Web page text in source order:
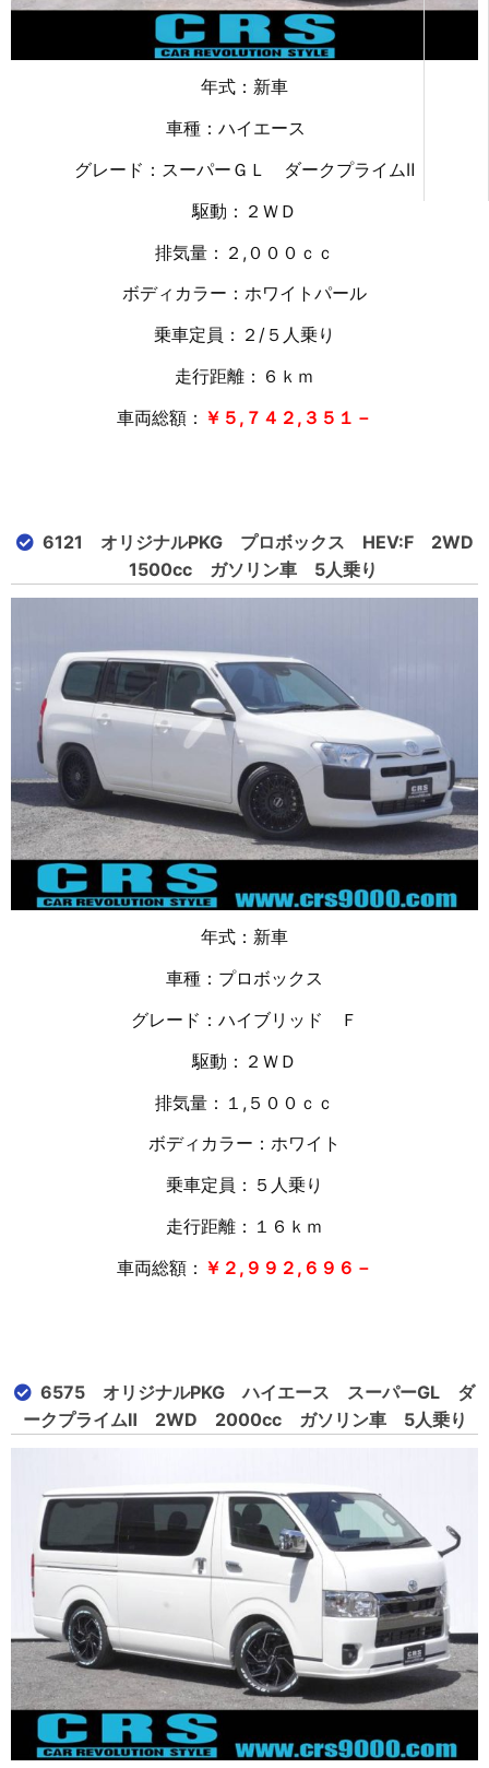
年式：新車
車種：ハイエース
グレード：スーパーＧＬ ダークプライムⅡ
駆動：２ＷＤ
排気量：２,０００ｃｃ
ボディカラー：ホワイトパール
乗車定員：２/５人乗り
走行距離：６ ｋｍ
車両総額： ￥５,７４２,３５１－
6121 オリジナルPKG プロボックス HEV:F 2WD
1500cc ガソリン車 5人乗り
年式：新車
車種：プロボックス
グレード：ハイブリッド Ｆ
駆動：２ＷＤ
排気量：１ ,５００ｃｃ
ボディカラー：ホワイト
乗車定員：５人乗り
走行距離：１６ ｋｍ
車両総額： ￥２,９９２,６９６－
6575 オリジナルPKG ハイエース スーパーGL ダ
ークプライムⅡ 2WD 2000cc ガソリン車 5人乗り